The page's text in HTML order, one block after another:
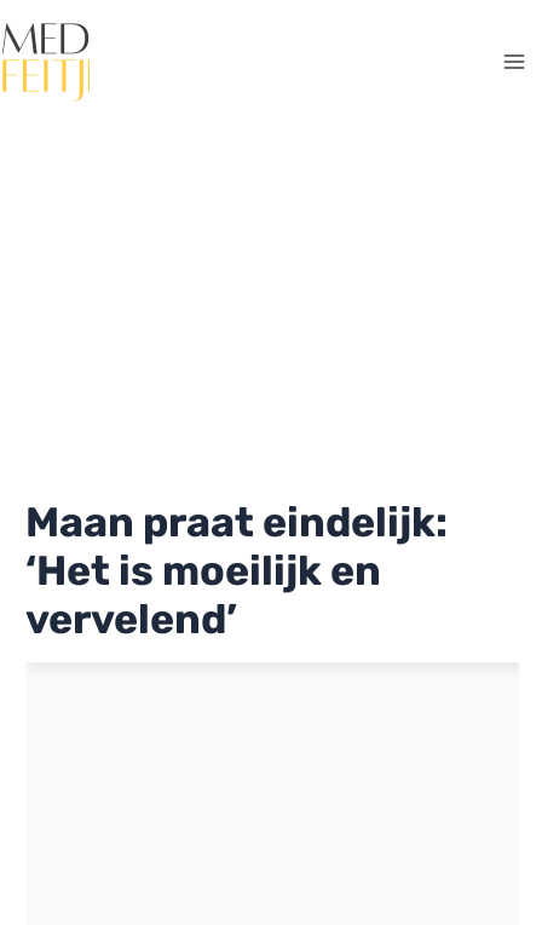
naar
de
Maan praat eindelijk:
‘Het is moeilijk en
vervelend’